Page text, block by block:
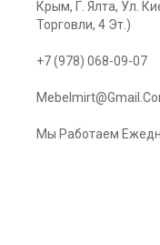
Крым, Г. Ялта, Ул.
Торговли, 4 Эт.)
+7 (978) 068-09-07
Мы Работаем